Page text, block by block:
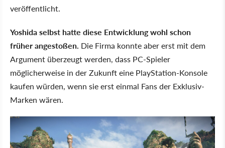
veröffentlicht.
Yoshida selbst hatte diese Entwicklung wohl schon
früher angestoßen. Die Firma konnte aber erst mit dem
Argument überzeugt werden, dass PC-Spieler
möglicherweise in der Zukunft eine PlayStation-Konsole
kaufen würden, wenn sie erst einmal Fans der Exklusiv-
Marken wären.